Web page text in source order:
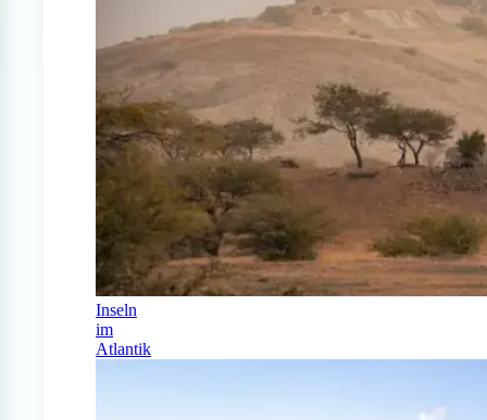
Inseln
im
Atlantik